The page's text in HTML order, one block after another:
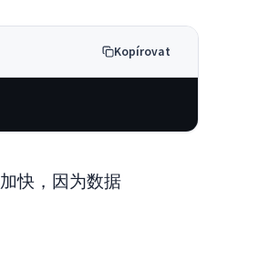
Kopírovat
快，因为数据